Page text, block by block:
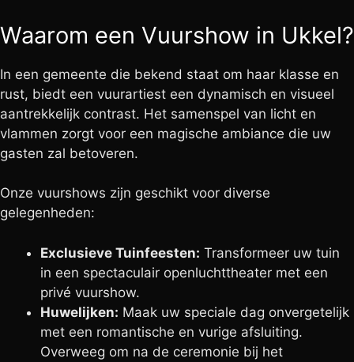
Waarom een Vuurshow in Ukkel?
In een gemeente die bekend staat om haar klasse en
rust, biedt een vuurartiest een dynamisch en visueel
aantrekkelijk contrast. Het samenspel van licht en
vlammen zorgt voor een magische ambiance die uw
gasten zal betoveren.
Onze vuurshows zijn geschikt voor diverse
gelegenheden:
Exclusieve Tuinfeesten: Transformeer uw tuin
in een spectaculair openluchttheater met een
privé vuurshow.
Huwelijken: Maak uw speciale dag onvergetelijk
met een romantische en vurige afsluiting.
Overweeg om na de ceremonie bij het